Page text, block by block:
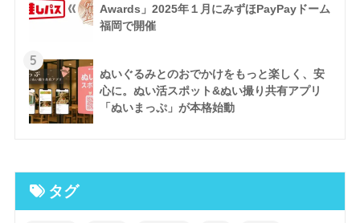
Awards」2025年１月にみずほPayPayドーム
福岡で開催
5
ぬいぐるみとのおでかけをもっと楽しく、安
心に。ぬい活スポット&ぬい撮り共有アプリ
「ぬいまっぷ」が本格始動
タグ